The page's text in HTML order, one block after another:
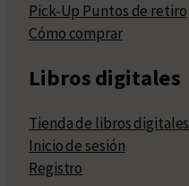
Pick-Up Puntos de retiro
Cómo comprar
Libros digitales
Tienda de libros digitales
Inicio de sesión
Registro